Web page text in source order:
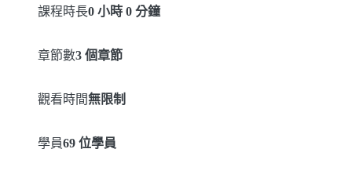
課程時長0 小時 0 分鐘
章節數3 個章節
觀看時間無限制
學員69 位學員